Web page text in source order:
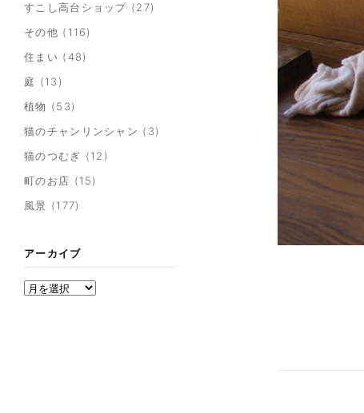
すこし高台ショップ (27)
その他 (116)
住まい (48)
庭 (13)
植物 (53)
猫のチャンリンシャン (3)
猫のつむぎ (12)
町のお店 (15)
風景 (177)
アーカイブ
アーカイブ